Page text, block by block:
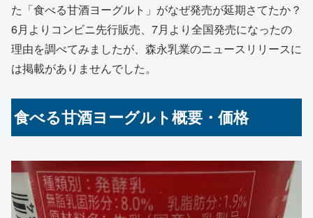
た「食べる甘酒ヨーグルト」がなぜ発売が延期さてたか？
6月よりコンビニ先行販売、7月より全国発売になったの
理由を調べてみましたが、森永乳業のニュースリリースに
は掲載がありませんでした。
食べる甘酒ヨーグルト概要・価格